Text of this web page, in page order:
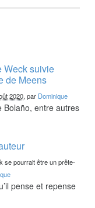
Weck suivie
de Meens
2020, par Dominique
Bolaño, entre autres
se pourrait être un prête-
pense et repense